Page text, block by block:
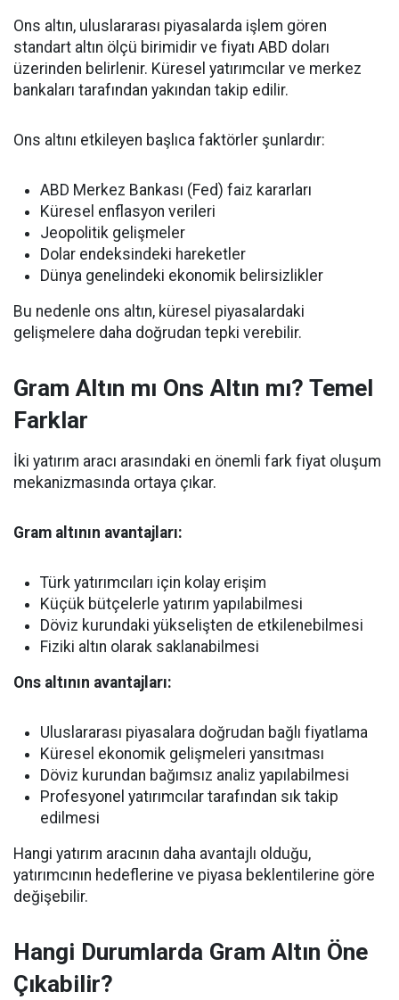
Ons altın, uluslararası piyasalarda işlem gören
standart altın ölçü birimidir ve fiyatı ABD doları
üzerinden belirlenir. Küresel yatırımcılar ve merkez
bankaları tarafından yakından takip edilir.
Ons altını etkileyen başlıca faktörler şunlardır:
ABD Merkez Bankası (Fed) faiz kararları
Küresel enflasyon verileri
Jeopolitik gelişmeler
Dolar endeksindeki hareketler
Dünya genelindeki ekonomik belirsizlikler
Bu nedenle ons altın, küresel piyasalardaki
gelişmelere daha doğrudan tepki verebilir.
Gram Altın mı Ons Altın mı? Temel
Farklar
İki yatırım aracı arasındaki en önemli fark fiyat oluşum
mekanizmasında ortaya çıkar.
Gram altının avantajları:
Türk yatırımcıları için kolay erişim
Küçük bütçelerle yatırım yapılabilmesi
Döviz kurundaki yükselişten de etkilenebilmesi
Fiziki altın olarak saklanabilmesi
Ons altının avantajları:
Uluslararası piyasalara doğrudan bağlı fiyatlama
Küresel ekonomik gelişmeleri yansıtması
Döviz kurundan bağımsız analiz yapılabilmesi
Profesyonel yatırımcılar tarafından sık takip
edilmesi
Hangi yatırım aracının daha avantajlı olduğu,
yatırımcının hedeflerine ve piyasa beklentilerine göre
değişebilir.
Hangi Durumlarda Gram Altın Öne
Çıkabilir?